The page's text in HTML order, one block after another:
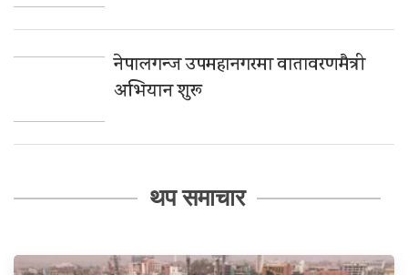
नेपालगन्ज उपमहानगरमा वातावरणमैत्री
अभियान शुरू
थप समाचार